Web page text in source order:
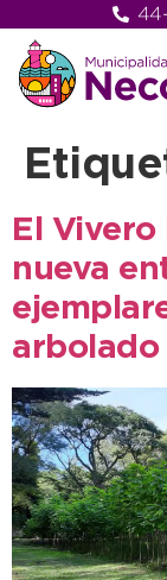
El
nueva
arbolado